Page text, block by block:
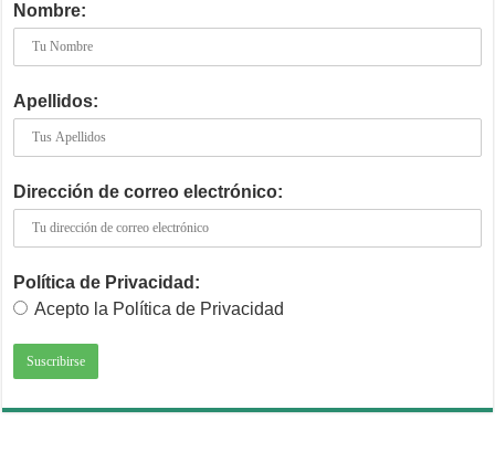
Nombre:
Apellidos:
Dirección de correo electrónico:
Política de Privacidad:
Acepto la Política de Privacidad